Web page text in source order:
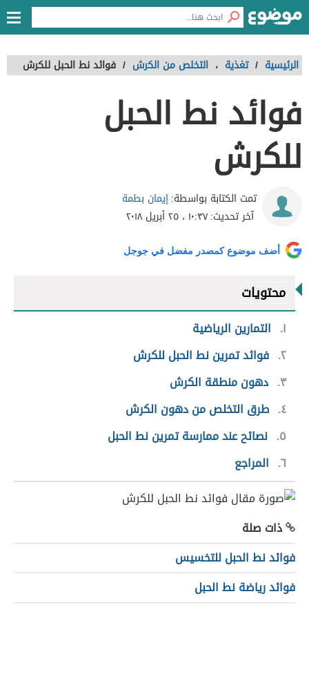
الرئيسية / تغذية ، التخلص من الكرش / فوائد نط الحبل للكرش
فوائد نط الحبل
للكرش
تمت الكتابة بواسطة:إيمان بطمة
آخر تحديث:١٠:٣٧ ، ٢٥ أبريل ٢٠١٨
أضف موضوع كمصدر مفضل في جوجل
محتويات
١
التمارين الرياضية
٢ فوائد تمرين نط الحبل للكرش
٣ دهون منطقة الكرش
٤ طرق التخلص من دهون الكرش
٥ نصائح عند ممارسة تمرين نط الحبل
٦ المراجع
ذات صلة
فوائد نط الحبل للتخسيس
فوائد رياضة نط الحبل